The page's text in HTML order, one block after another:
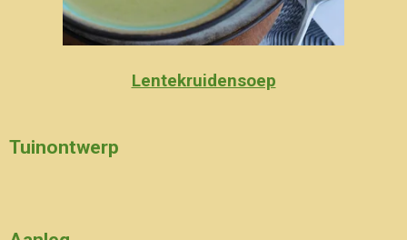
Lentekruidensoep
Tuinontwerp